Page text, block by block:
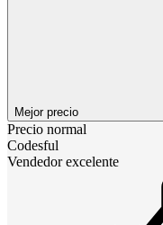
Mejor precio
Precio normal
Codesful
Vendedor excelente